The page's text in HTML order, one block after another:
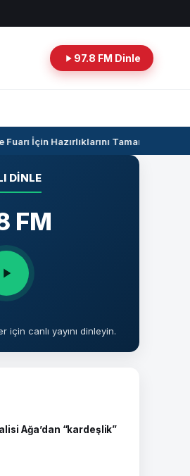
97.8 FM Dinle
İçin Hazırlıklarını Tamamlıyor
DINLE
FM
için canlı yayını dinleyin.
Ağa’dan “kardeşlik”